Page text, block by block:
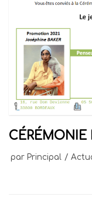
CÉRÉMONIE
par Principal